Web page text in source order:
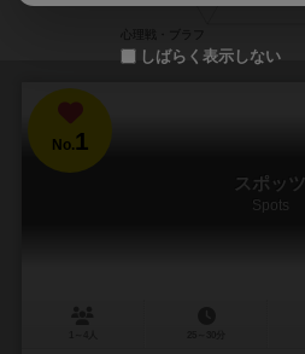
No.1
スポッツ
Spots
しばらく表示しない